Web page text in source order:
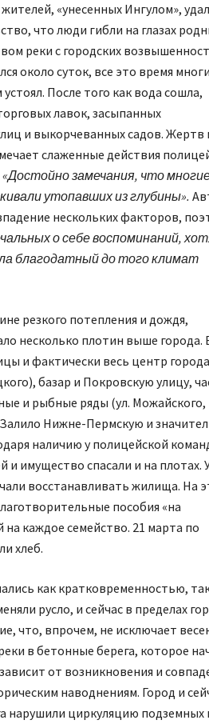
«унесенных Ингулом»,
что люди гибли на глазах
реки с городских
около суток, все это время
После того как вода сошла,
лавок, засыпанных
и выкорчеванных садов. Жертв
слаженные действия
«Достойно замечания, что
утопавших из глубины».
нескольких факторов,
о себе воспоминаний,
благодатный до того климат
резкого потепления и дождя,
несколько плотин выше города.
и фактически весь центр
базар и Покровскую улицу,
и рыбные ряды (ул. Можайского,
Нижне-Пермскую и
наличию у полицейской
и имущество спасали и на плотах.
восстанавливать жилища. На
пособия «на
каждое семейство. 21 марта по
хлеб.
как кратковременностью,
русло, и сейчас в пределах
что, впрочем, не исключает
в бетонные берега, которое
от возникновения и
наводнениям. Город и
нарушили циркуляцию подземных